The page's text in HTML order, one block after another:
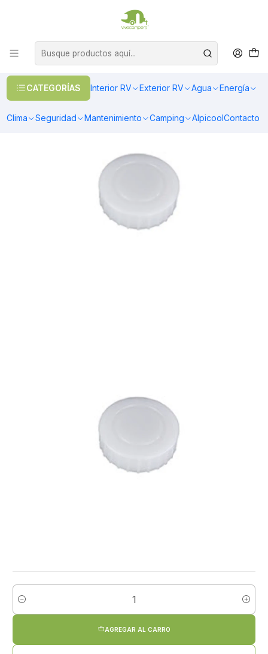
CATEGORÍAS Interior RV Exterior RV Agua Energía
Clima Seguridad Mantenimiento Camping AlpicoolContacto
OFERTAS EN CALEFACCIÓN DIESEL
Cantidad
AGREGAR AL CARRO